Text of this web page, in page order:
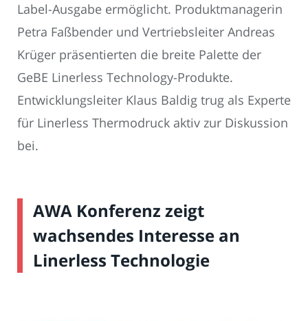
Label-Ausgabe ermöglicht. Produktmanagerin
Petra Faßbender und Vertriebsleiter Andreas
Krüger präsentierten die breite Palette der
GeBE Linerless Technology-Produkte.
Entwicklungsleiter Klaus Baldig trug als Experte
für Linerless Thermodruck aktiv zur Diskussion
bei.
AWA Konferenz zeigt
wachsendes Interesse an
Linerless Technologie